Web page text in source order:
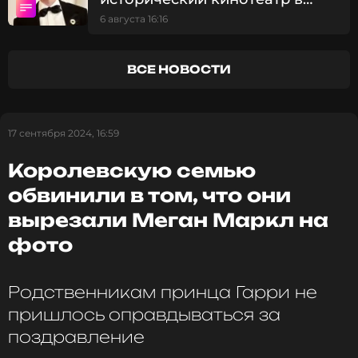
Читайте нас в Одноклассниках,
чтобы оставаться в курсе событий
ССЫЛКА
Ирландии, закрывшийся
6 августа 16:16
ВСЕ НОВОСТИ
17 сентября 2024, 16:59
Королевскую семью
обвинили в том, что они
вырезали Меган Маркл на
фото
Родственникам принца Гарри не
пришлось оправдываться за
поздравление